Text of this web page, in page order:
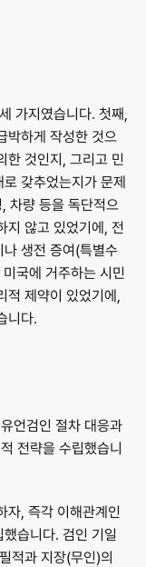
가지였습니다. 첫째,
박하게 작성한 것으
한 것인지, 그리고 민
갖추었는지가 문제
차량 등을 독단적으
지 않고 있었기에, 전
생전 증여(특별수
국에 거주하는 시민
적 제약이 있었기에,
니다.
언검인 절차 대응과
전략을 수립했습니
자, 즉각 이해관계인
습니다. 검인 기일
적과 지장(무인)의